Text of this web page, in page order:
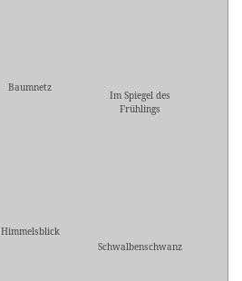
Baumnetz
Im Spiegel des
Frühlings
Himmelsblick
Schwalbenschwanz